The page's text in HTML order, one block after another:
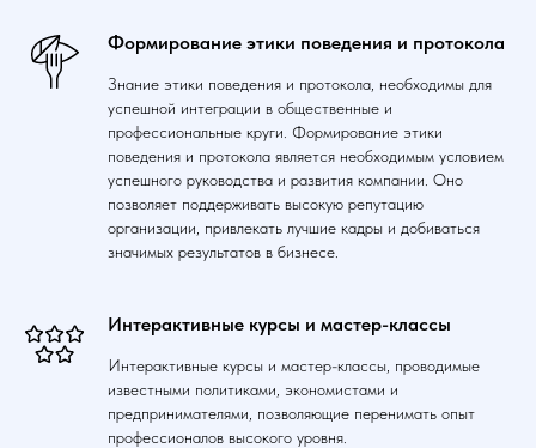
Формирование этики поведения и протокола
Знание этики поведения и протокола, необходимы для
успешной интеграции в общественные и
профессиональные круги. Формирование этики
поведения и протокола является необходимым условием
успешного руководства и развития компании. Оно
позволяет поддерживать высокую репутацию
организации, привлекать лучшие кадры и добиваться
значимых результатов в бизнесе.
Интерактивные курсы и мастер-классы
Интерактивные курсы и мастер-классы, проводимые
известными политиками, экономистами и
предпринимателями, позволяющие перенимать опыт
профессионалов высокого уровня.